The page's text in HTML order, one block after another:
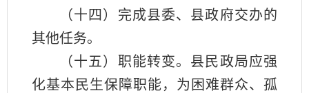
（十四）完成县委、县政府交办的
其他任务。
（十五）职能转变。县民政局应强
化基本民生保障职能，为困难群众、孤